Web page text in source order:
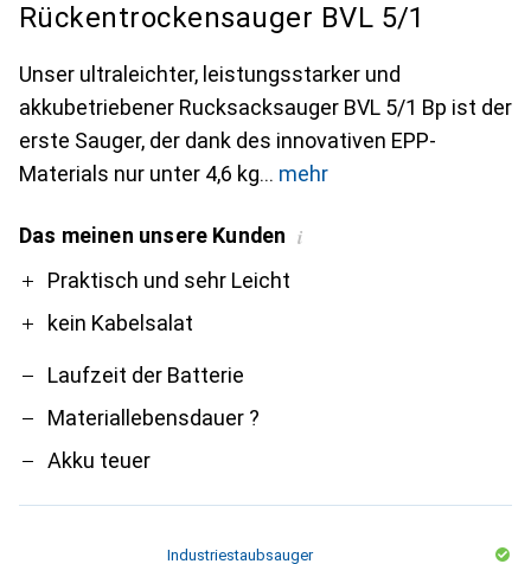
Rückentrockensauger BVL 5/1
Unser ultraleichter, leistungsstarker und
akkubetriebener Rucksacksauger BVL 5/1 Bp ist der
erste Sauger, der dank des innovativen EPP-
Materials nur unter 4,6 kg
mehr
Das meinen unsere Kunden i
ProPraktisch und sehr Leicht
kein Kabelsalat
Contra
Laufzeit der Batterie
Materiallebensdauer ?
Akku teuer
Industriestaubsauger